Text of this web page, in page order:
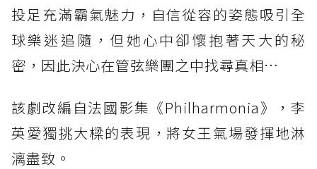
投足充滿霸氣魅力，自信從容的姿態吸引全
球樂迷追隨，但她心中卻懷抱著天大的秘
密，因此決心在管弦樂團之中找尋真相…
該劇改編自法國影集《Philharmonia》，李
英愛獨挑大樑的表現，將女王氣場發揮地淋
漓盡致。